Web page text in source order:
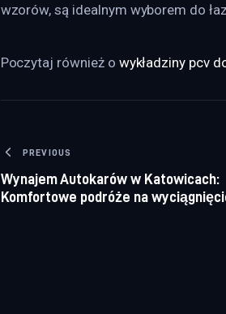
wzorów, są idealnym wyborem do
Poczytaj również o wykładziny pcv
Nawigacja wpisu
PREVIOUS
Wynajem Autokarów w Katowicach:
Komfortowe podróże na